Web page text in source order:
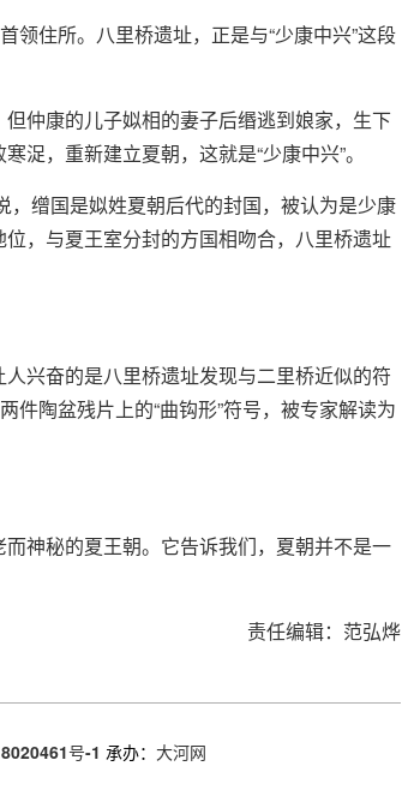
领住所。八里桥遗址，正是与“少康中兴”这段
仲康的儿子姒相的妻子后缗逃到娘家，生下
，重新建立夏朝，这就是“少康中兴”。
，缯国是姒姓夏朝后代的封国，被认为是少康
，与夏王室分封的方国相吻合，八里桥遗址
兴奋的是八里桥遗址发现与二里桥近似的符
件陶盆残片上的“曲钩形”符号，被专家解读为
神秘的夏王朝。它告诉我们，夏朝并不是一
责任编辑：范弘烨
号-1 承办： 大河网